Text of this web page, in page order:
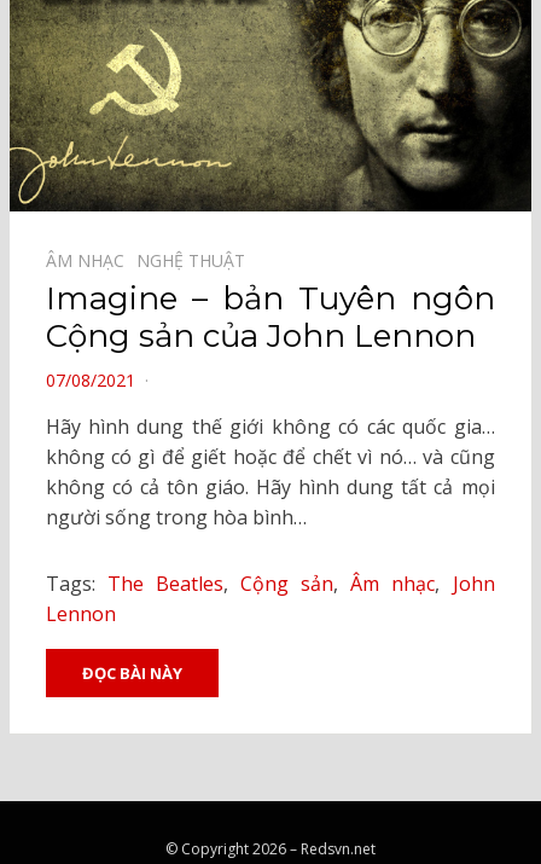
ÂM NHẠC⠀ NGHỆ THUẬT⠀
Imagine – bản Tuyên ngôn
Cộng sản của John Lennon
POSTED
07/08/2021
Hãy hình dung thế giới không có các quốc gia…
không có gì để giết hoặc để chết vì nó… và cũng
không có cả tôn giáo. Hãy hình dung tất cả mọi
người sống trong hòa bình…
Tags: The Beatles, Cộng sản,Âm nhạc, John
Lennon
ĐỌC BÀI NÀY
© Copyright 2026 – Redsvn.net